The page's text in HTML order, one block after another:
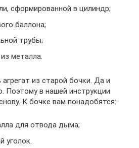
сформированной в цилиндр;
баллона;
трубы;
металла.
из старой бочки. Да и
Поэтому в нашей инструкции
К бочке вам понадобятся:
для отвода дыма;
уголок.